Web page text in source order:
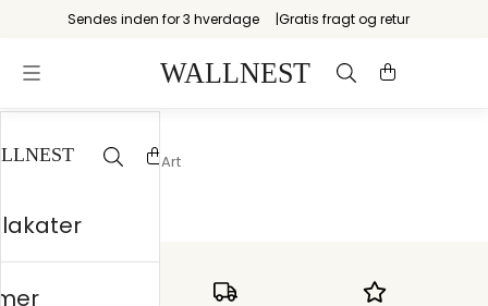
Sendes inden for 3 hverdage Gratis fragt og retur
Startsiden Illusion Art